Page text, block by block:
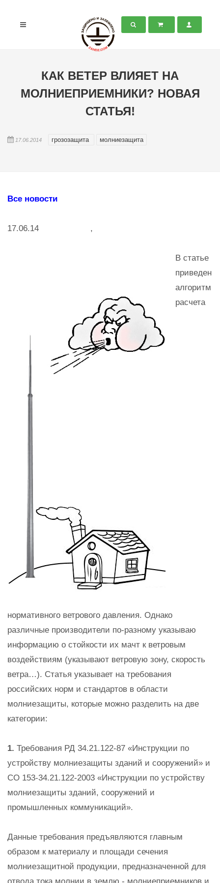
КАК ВЕТЕР ВЛИЯЕТ НА
МОЛНИЕПРИЕМНИКИ? НОВАЯ
СТАТЬЯ!
17.06.2014 грозозащита молниезащита
Все новости
17.06.14 ,
В статье
приведен
алгоритм
расчета
нормативного ветрового давления. Однако
различные производители по-разному указываю
информацию о стойкости их мачт к ветровым
воздействиям (указывают ветровую зону, скорость
ветра…). Статья указывает на требования
российских норм и стандартов в области
молниезащиты, которые можно разделить на две
категории:
1. Требования РД 34.21.122-87 «Инструкции по
устройству молниезащиты зданий и сооружений» и
СО 153-34.21.122-2003 «Инструкции по устройству
молниезащиты зданий, сооружений и
промышленных коммуникаций».
Данные требования предъявляются главным
образом к материалу и площади сечения
молниезащитной продукции, предназначенной для